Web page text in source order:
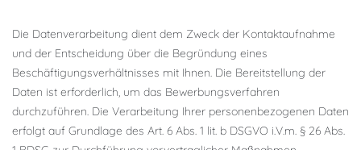
Die Datenverarbeitung dient dem Zweck der Kontaktaufnahme
und der Entscheidung über die Begründung eines
Beschäftigungsverhältnisses mit Ihnen. Die Bereitstellung der
Daten ist erforderlich, um das Bewerbungsverfahren
durchzuführen. Die Verarbeitung Ihrer personenbezogenen Daten
erfolgt auf Grundlage des Art. 6 Abs. 1 lit. b DSGVO i.V.m. § 26 Abs.